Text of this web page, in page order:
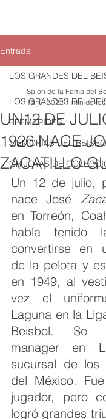
Entrada
LOS GRANDES DEL
EFEMERIDES
MEMORIAS DEL
QR JOYAS DE
LOS GRANDES DEL
UN12 DE
1926 NACE
ZACATILLO
Salón de la Fama del
12 jul 2022 1 min de
Un 12 de julio,
nace José
en Torreón,
había tenido
convertirse en
de la pelota y
en 1949, al
vez el
Laguna en la
Beisbol. Se
manager en
sucursal de los
del México.
jugador, pero
logró grandes